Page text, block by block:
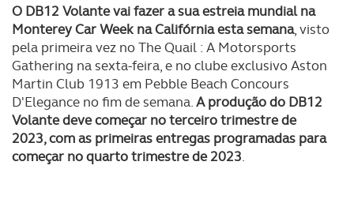
O DB12 Volante vai fazer a sua estreia mundial na
Monterey Car Week na Califórnia esta semana, visto
pela primeira vez no The Quail : A Motorsports
Gathering na sexta-feira, e no clube exclusivo Aston
Martin Club 1913 em Pebble Beach Concours
D'Elegance no fim de semana.A produção do DB12
Volante deve começar no terceiro trimestre de
2023, com as primeiras entregas programadas para
começar no quarto trimestre de 2023.